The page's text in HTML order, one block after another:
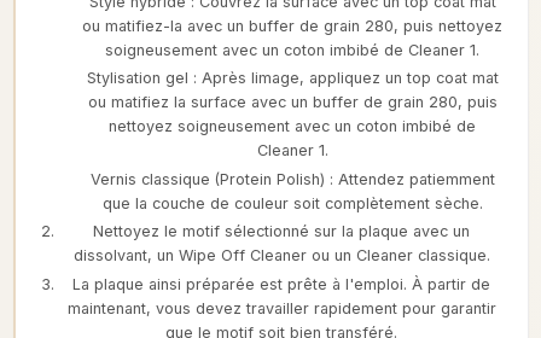
ou matifiez-la avec un buffer de grain 280, puis nettoyez
soigneusement avec un coton imbibé de Cleaner 1.
Stylisation gel : Après limage, appliquez un top coat mat
ou matifiez la surface avec un buffer de grain 280, puis
nettoyez soigneusement avec un coton imbibé de
Cleaner 1.
Vernis classique (Protein Polish) : Attendez patiemment
que la couche de couleur soit complètement sèche.
Nettoyez le motif sélectionné sur la plaque avec un
dissolvant, un Wipe Off Cleaner ou un Cleaner classique.
La plaque ainsi préparée est prête à l'emploi. À partir de
maintenant, vous devez travailler rapidement pour garantir
que le motif soit bien transféré.